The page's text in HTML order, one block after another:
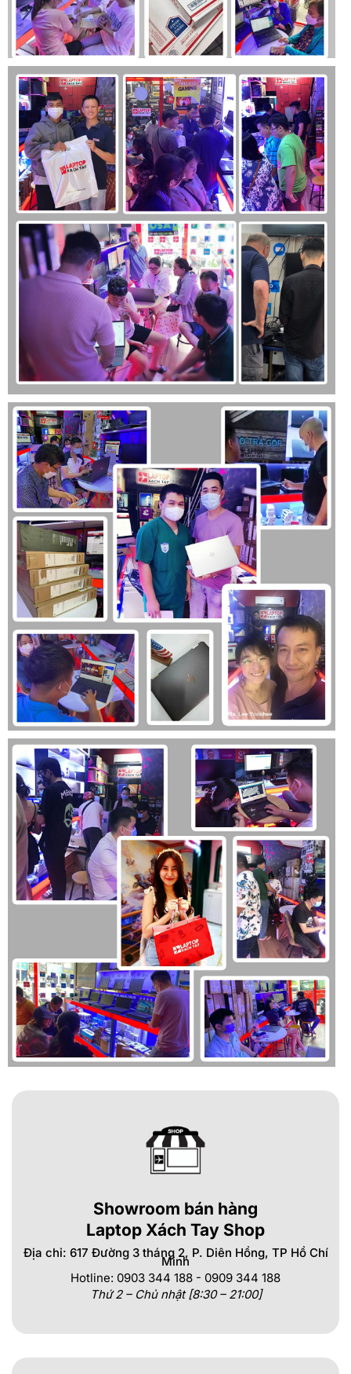
Showroom bán hàng
Laptop Xách Tay Shop
Địa chỉ: 617 Đường 3 tháng 2, P. Diên Hồng, TP Hồ Chí
Minh
Hotline: 0903 344 188 - 0909 344 188
Thứ 2 – Chủ nhật [8:30 – 21:00]